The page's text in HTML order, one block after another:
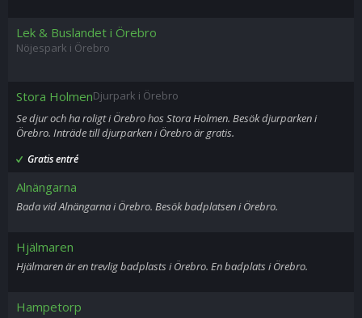
Lek & Buslandet i Örebro
Nöjespark i Örebro
Stora HolmenDjurpark i Örebro
Se djur och ha roligt i Örebro hos Stora Holmen. Besök djurparken i
Örebro. Inträde till djurparken i Örebro är gratis.
Gratis entré
Alnängarna
Bada vid Alnängarna i Örebro. Besök badplatsen i Örebro.
Hjälmaren
Hjälmaren är en trevlig badplasts i Örebro. En badplats i Örebro.
Hampetorp